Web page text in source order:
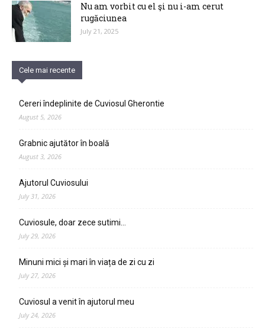
Nu am vorbit cu el şi nu i-am cerut
rugăciunea
July 21, 2025
Cele mai recente
Cereri îndeplinite de Cuviosul Gherontie
August 5, 2026
Grabnic ajutător în boală
August 3, 2026
Ajutorul Cuviosului
July 31, 2026
Cuviosule, doar zece sutimi…
July 29, 2026
Minuni mici și mari în viața de zi cu zi
July 27, 2026
Cuviosul a venit în ajutorul meu
July 24, 2026